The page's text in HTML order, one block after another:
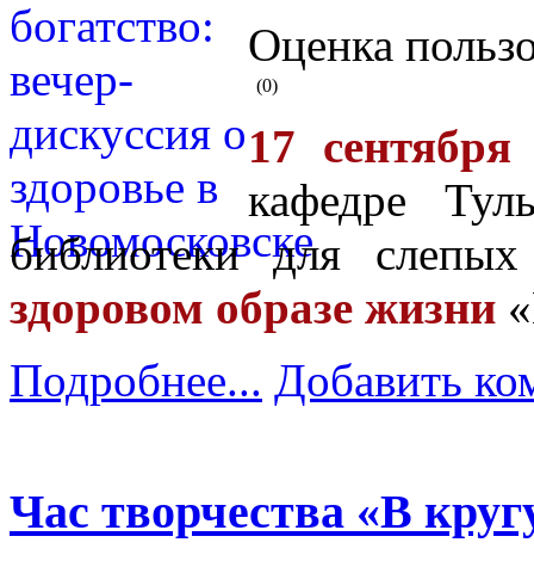
Оценка
(0)
17
кафедре
библиотеки для
здоровом образе жизни
Подробнее... Добавить
Час творчества «В